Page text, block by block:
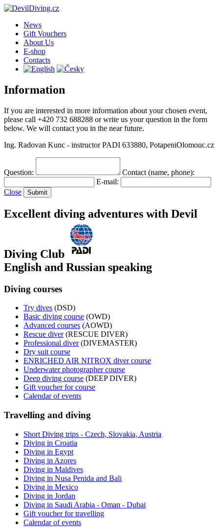
News
Gift Vouchers
About Us
E-shop
Contacts
Information
If you are interested in more information about your chosen event,
please call +420 732 688288 or write us your question in the form
below. We will contact you in the near future.
Ing. Radovan Kunc - instructor PADI 633880, PotapeniOlomouc.cz
Question:
Contact (name, phone):
E-mail:
Close
Excellent diving adventures with Devil
Diving Club
English and Russian speaking
Diving courses
Try dives (DSD)
Basic diving course (OWD)
Advanced courses (AOWD)
Rescue diver(RESCUE DIVER)
Professional diver(DIVEMASTER)
Dry suit course
ENRICHED AIR NITROX diver course
Underwater photographer course
Deep diving course (DEEP DIVER)
Gift voucher for course
Calendar of events
Travelling and diving
Short Diving trips - Czech, Slovakia, Austria
Diving in Croatia
Diving in Egypt
Diving in Azores
Diving in Maldives
Diving in Nusa Penida and Bali
Diving in Mexico
Diving in Jordan
Diving in Saudi Arabia - Oman - Dubai
Gift voucher for travelling
Calendar of events